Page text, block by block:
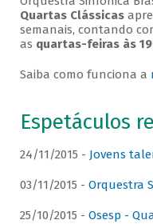
Quartas Clássicas
semanais, contando
as quartas-feiras às
Saiba como funciona a
Espetáculos
24/11/2015 - Jovens
03/11/2015 - Orquestra
25/10/2015 - Osesp -